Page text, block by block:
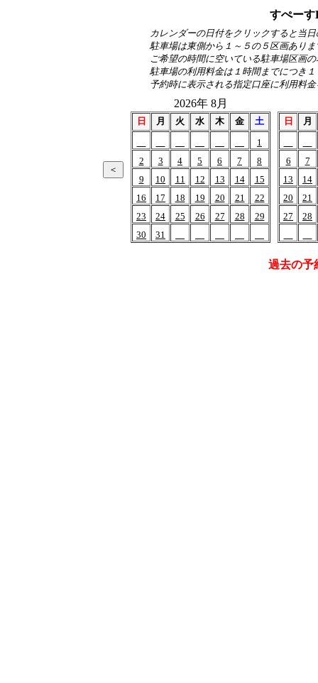
すぺー
カレンダーの日付をクリックすると当
駐車場は東側から１～５の５区画ありま
ご希望の時間に空いている駐車場区画
駐車場の利用料金は１時間までにつき
予約時に表示される指定口座に利用料
2026年 8月
日 月 火 水 木 金
土
1
2
3 4 5 6 7
8
9
10 11 12 13 14
15
16
17 18 19 20 21
22
23
24 25 26 27 28
29
30
31
日 月
6
7
13
14
20
21
27
28
過去の予